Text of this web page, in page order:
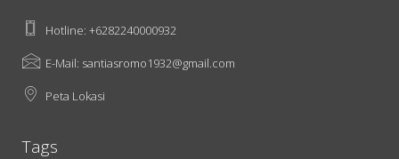
Hotline: +6282240000932
E-Mail: santiasromo1932@gmail.com
Peta Lokasi
Tags